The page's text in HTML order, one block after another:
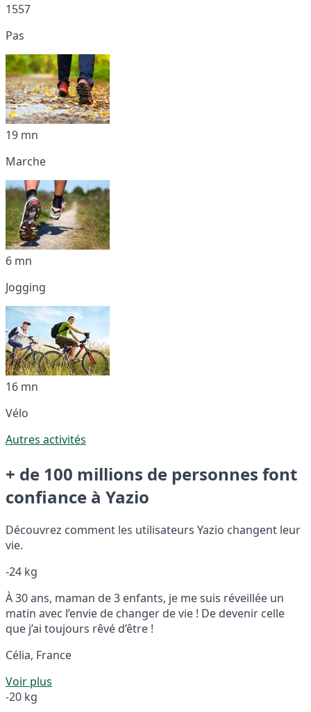
1557
Pas
19 mn
Marche
6 mn
Jogging
16 mn
Vélo
Autres activités
+ de 100 millions de personnes font
confiance à Yazio
Découvrez comment les utilisateurs Yazio changent leur
vie.
-24 kg
À 30 ans, maman de 3 enfants, je me suis réveillée un
matin avec l’envie de changer de vie ! De devenir celle
que j’ai toujours rêvé d’être !
Célia, France
Voir plus
-20 kg